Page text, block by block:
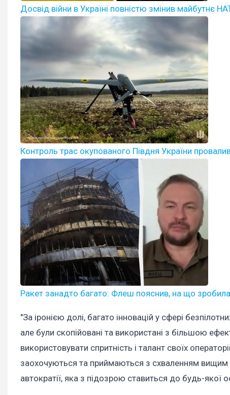
Досвід війни в Україні повністю змінив майбутнє
Контроль трас окупованого Півдня України провалив
Ракет занадто багато: Флеш пояснив, на що
"За іронією долі, багато інновацій у сфері
але були скопійовані та використані з більшою
використовувати спритність і талант своїх
заохочуються та приймаються з схваленням вищим
автократії, яка з підозрою ставиться до будь-якої